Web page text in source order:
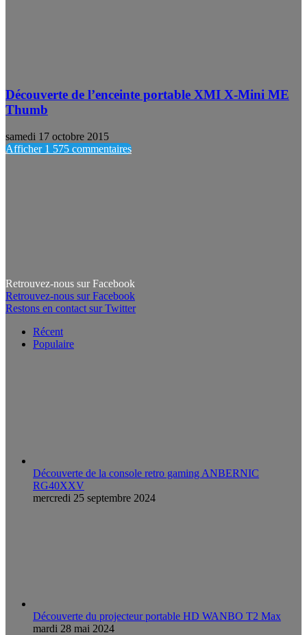
Découverte de l’enceinte portable XMI X-Mini ME
Thumb
samedi 17 octobre 2015
Afficher 1 575 commentaires
Retrouvez-nous sur Facebook
Retrouvez-nous sur Facebook
Restons en contact sur Twitter
Récent
Populaire
Découverte de la console retro gaming ANBERNIC
RG40XXV
mercredi 25 septembre 2024
Découverte du projecteur portable HD WANBO T2 Max
mardi 28 mai 2024